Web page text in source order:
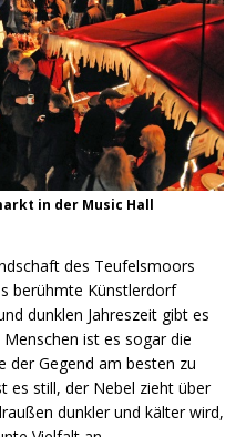
in der Music Hall
des Teufelsmoors
berühmte Künstlerdorf
dunklen Jahreszeit gibt es
ist es sogar die
der Gegend am besten zu
es still, der Nebel zieht über
dunkler und kälter wird,